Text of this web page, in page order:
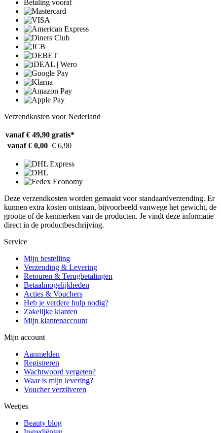
Betaling vooraf
Verzendkosten voor Nederland
vanaf € 49,90 gratis*
vanaf € 0,00 € 6,90
Deze verzendkosten worden gemaakt voor standaardverzending. Er
kunnen extra kosten ontstaan, bijvoorbeeld vanwege het gewicht, de
grootte of de kenmerken van de producten. Je vindt deze informatie
direct in de productbeschrijving.
Service
Mijn bestelling
Verzending & Levering
Retouren & Terugbetalingen
Betaalmogelijkheden
Acties & Vouchers
Heb je verdere hulp nodig?
Zakelijke klanten
Mijn klantenaccount
Mijn account
Aanmelden
Registreren
Wachtwoord vergeten?
Waar is mijn levering?
Voucher verzilveren
Weetjes
Beauty blog